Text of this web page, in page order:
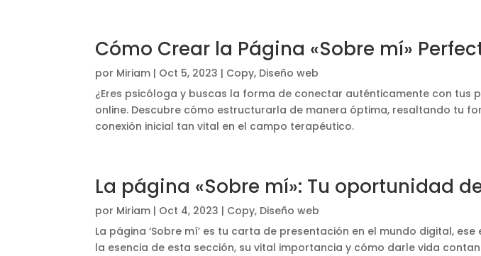
Cómo Crear la Página «Sobre mí»
por Miriam | Oct 5, 2023 | Copy, Diseño web
¿Eres psicóloga y buscas la forma de conectar auténticamente con tus
online. Descubre cómo estructurarla de manera óptima, resaltando tu
conexión inicial tan vital en el campo terapéutico.
La página «Sobre mí»: Tu oportunidad
por Miriam | Oct 4, 2023 | Copy, Diseño web
La página ‘Sobre mí’ es tu carta de presentación en el mundo digital,
la esencia de esta sección, su vital importancia y cómo darle vida